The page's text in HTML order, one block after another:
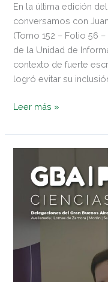
En la última edición
conversamos con
(Tomo 152 – Folio 56
de la Unidad de
contexto de fuerte
logró evitar su
su
impacto
económico.
El
rol
del
en
prevención
LA/FT/FP”
Leer más »